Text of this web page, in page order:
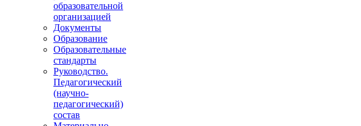
образовательной
организацией
Документы
Образование
Образовательные
стандарты
Руководство.
Педагогический
(научно-
педагогический)
состав